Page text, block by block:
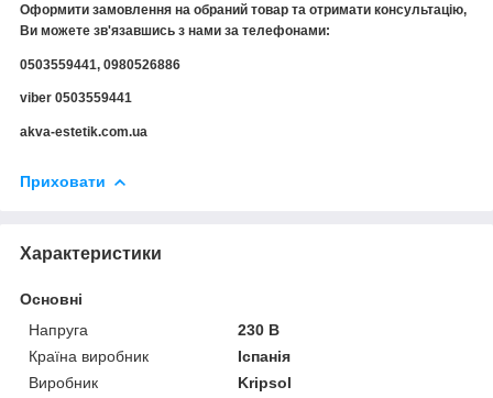
Оформити замовлення на обраний товар та отримати консультацію,
Ви можете зв'язавшись з нами за телефонами:
0503559441, 0980526886
viber 0503559441
akva-estetik.com.ua
Приховати
Характеристики
Основні
Напруга
230 В
Країна виробник
Іспанія
Виробник
Kripsol